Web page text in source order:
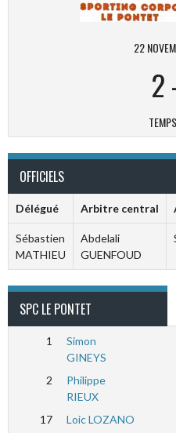
22
2
OFFICIELS
Délégué Arbitre central
Sébastien
MATHIEU
Abdelali
GUENFOUD
SPC LE PONTET
1
Simon
GINEYS
2
Philippe
RIEUX
17
Loic LOZANO